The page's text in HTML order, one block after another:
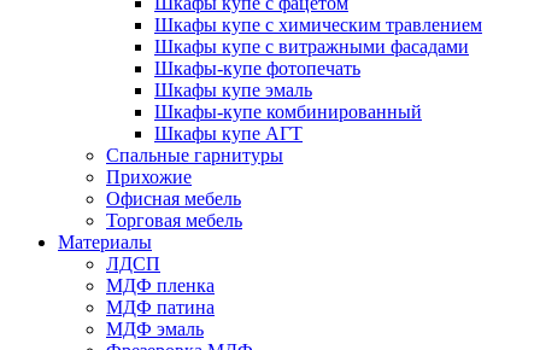
Шкафы купе с химическим травлением
Шкафы купе с витражными фасадами
Шкафы-купе фотопечать
Шкафы купе эмаль
Шкафы-купе комбинированный
Шкафы купе АГТ
Спальные гарнитуры
Прихожие
Офисная мебель
Торговая мебель
Материалы
ЛДСП
МДФ пленка
МДФ патина
МДФ эмаль